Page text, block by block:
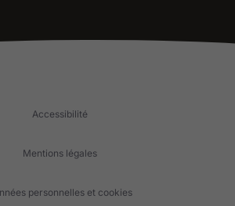
Accessibilité
Mentions légales
personnelles et cookies